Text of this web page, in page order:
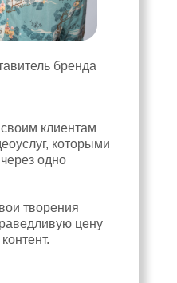
клиентам
которыми
одно
творения
цену
бренда